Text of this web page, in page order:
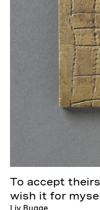
To accept
wish it for